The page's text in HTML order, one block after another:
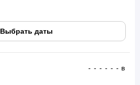
Выбрать даты
- - - - - - в